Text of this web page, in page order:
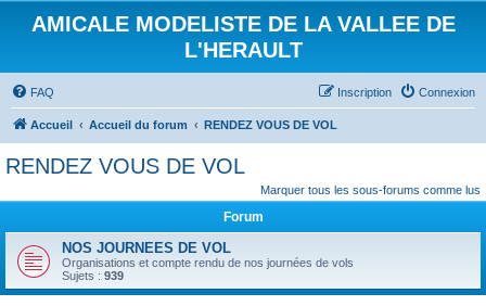
AMICALE MODELISTE DE LA VALLEE DE
L'HERAULT
FAQ Connexion
Inscription
Accueil Accueil du forum RENDEZ VOUS DE VOL
RENDEZ VOUS DE VOL
Marquer tous les sous-forums comme lus
Forum
NOS JOURNEES DE VOL
Organisations et compte rendu de nos journées de vols
Sujets : 939